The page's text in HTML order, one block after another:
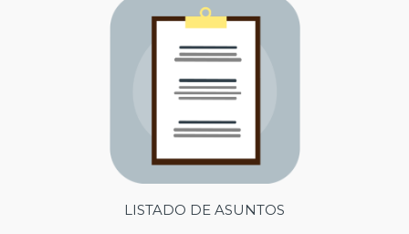
LISTADO DE ASUNTOS